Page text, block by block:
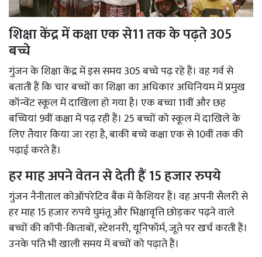
शिक्षा केंद्र में कक्षा एक से11 तक के पढ़ते 305
बच्चे
गुंजन के शिक्षा केंद्र में इस समय 305 बच्चे पढ़ रहे हैं। वह गर्व से
बताती हैं कि चार बच्चों का शिक्षा का अधिकार अधिनियम में प्रमुख
कॉन्वेंट स्कूल में दाखिला हो गया है। एक बच्चा 11वीं और छह
बच्चियां 9वीं कक्षा में पढ़ रही हैं। 25 बच्चों को स्कूल में दाखिले के
लिए तैयार किया जा रहा है, बाकी बच्चे कक्षा एक से 10वीं तक की
पढ़ाई करते हैं।
हर माह अपने वेतन से देती हैं 15 हजार रुपये
गुंजन नैनीताल कोऑपरेटिव बैंक में कैशियर हैं। वह अपनी सैलरी से
हर माह 15 हजार रुपये घुमंतू और भिक्षावृत्ति छोड़कर पढ़ने वाले
बच्चों की कॉपी-किताबों, स्टेशनरी, यूनिफॉर्म, जूते पर खर्च करती हैं।
उनके पति भी खाली समय में बच्चों को पढ़ाते हैं।